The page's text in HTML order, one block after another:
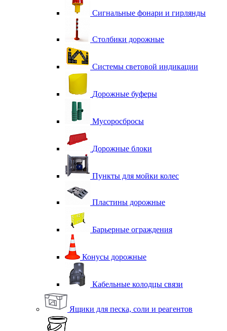
Сигнальные фонари и гирлянды
Столбики дорожные
Системы световой индикации
Дорожные буферы
Мусоросбросы
Дорожные блоки
Пункты для мойки колес
Пластины дорожные
Барьерные ограждения
Конусы дорожные
Кабельные колодцы связи
Ящики для песка, соли и реагентов